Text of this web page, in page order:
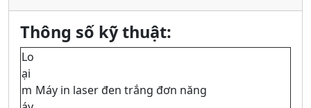
Thông số kỹ thuật:
Lo
ại
m Máy in laser đen trắng đơn năng